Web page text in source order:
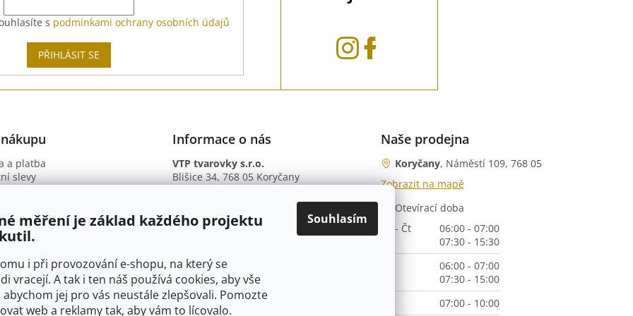
měření je základ každého projektu
i při provozování e-shopu, na který se
vracejí. A tak i ten náš používá cookies, aby vše
jej pro vás neustále zlepšovali. Pomozte
web a reklamy tak, aby vám to lícovalo.
Souhlasím
s podmínkami ochrany osobních údajů
PŘIHLÁSIT SE
a platba
slevy
ochrany osobních údajů
Informace o nás
VTP tvarovky s.r.o.
Blišice 34, 768 05 Koryčany
B. ú.: 2301934375/2010 (Fio banka)
Naše prodejna
Koryčany, Náměstí 109, 768 05
Zobrazit na mapě
Otevírací doba
Po - Čt
06:00 - 07:00
07:30 - 15:30
06:00 - 07:00
07:30 - 15:00
07:00 - 10:00